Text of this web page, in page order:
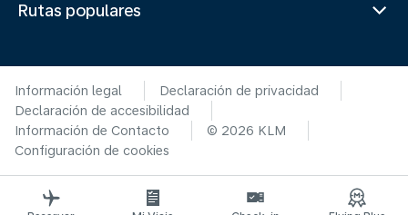
Rutas populares
Información legal
Declaración de privacidad
Declaración de accesibilidad
Información de Contacto
© 2026 KLM
Configuración de cookies